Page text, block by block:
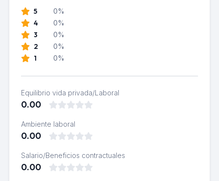
5 0%
4 0%
3 0%
2 0%
1 0%
Equilibrio vida privada/Laboral
0.00
Ambiente laboral
0.00
Salario/Beneficios contractuales
0.00